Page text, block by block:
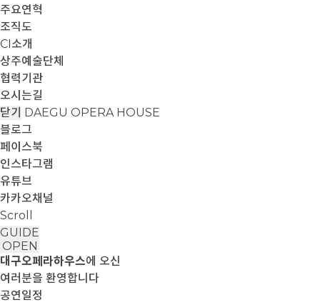
주요연혁
조직도
CI소개
상주예술단체
협력기관
오시는길
닫기 DAEGU OPERA HOUSE
블로그
페이스북
인스타그램
유튜브
카카오채널
Scroll
GUIDE
OPEN
대구오페라하우스에 오신
여러분을 환영합니다
공연일정